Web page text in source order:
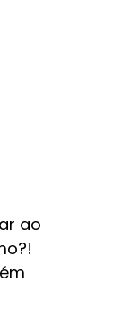
ao